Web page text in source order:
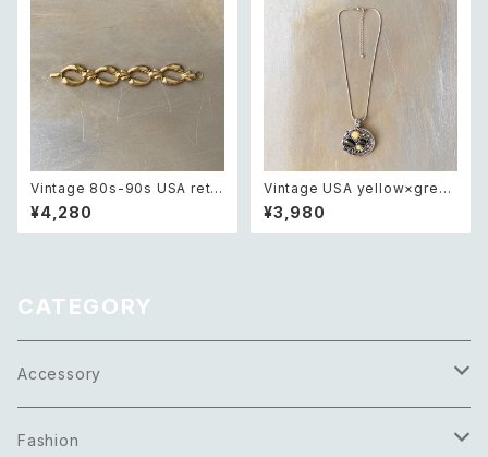
Vintage 80s-90s USA retr
o gold tone classical wide
design chain bracelet レト
ロ アメリカ ヴィンテージ アクセ
¥4,280
Vintage USA yellow×green
bijou design charm neckla
ce レトロ アメリカ ヴィンテー
ジ アクセサリー イエロー×グリ
¥3,980
CATEGORY
Accessory
Necklace
Fashion